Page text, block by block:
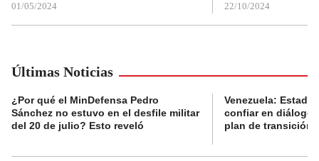
01/05/2024 22/10/2024
Últimas Noticias
¿Por qué el MinDefensa Pedro
Sánchez no estuvo en el desfile militar
del 20 de julio? Esto reveló
Venezuela:
confiar en
plan de transición